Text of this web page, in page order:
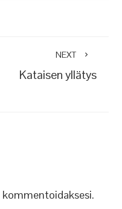
NEXT
Kataisen yllätys
kommentoidaksesi.